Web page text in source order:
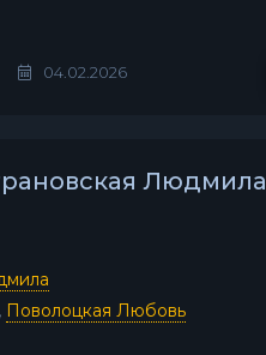
04.02.2026
Людмила
, Поволоцкая Любовь